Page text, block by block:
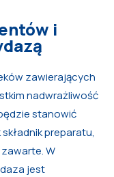
i
zawierających
nadwrażliwość
stanowić
preparatu,
W
jest